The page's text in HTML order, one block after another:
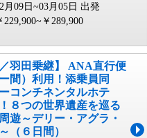
月09日~03月05日 出発
229,900~￥289,900
羽田乗継】 ANA直行便
間）利用！添乗員同
コンチネンタルホテ
８つの世界遺産を巡る
遊～デリー・アグラ・
（６日間）